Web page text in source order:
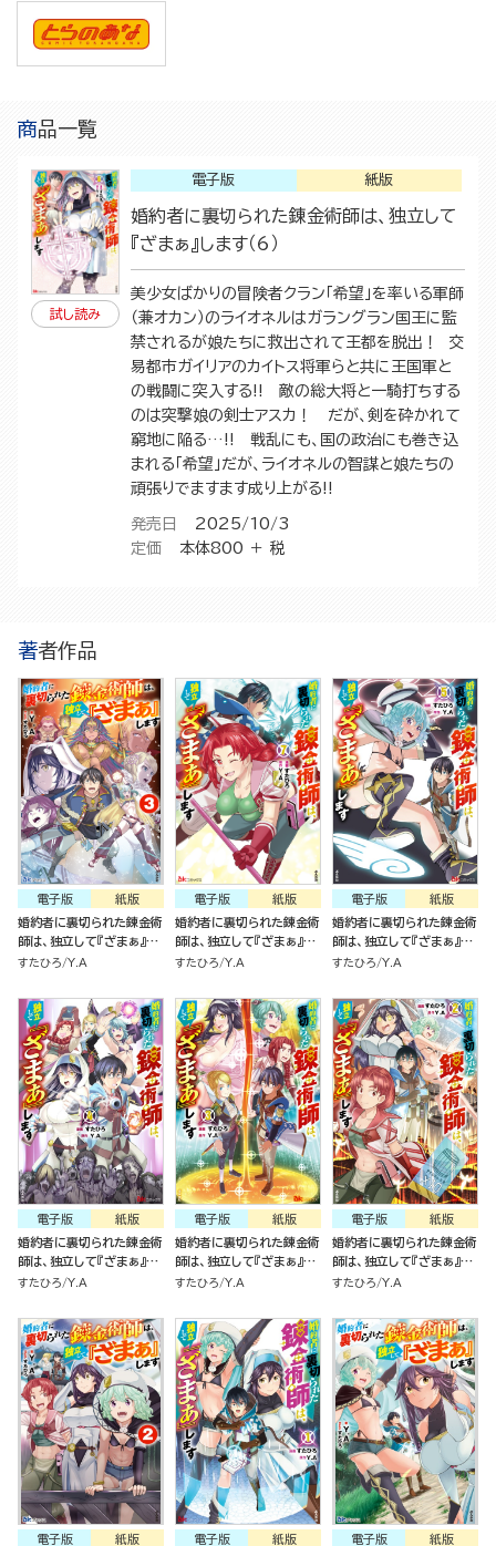
商品一覧
試し読み
紙版
電子版
婚約者に裏切られた錬金術師は、独立して
『ざまぁ』します（6）
美少女ばかりの冒険者クラン「希望」を率いる軍師
（兼オカン）のライオネルはガラングラン国王に監
禁されるが娘たちに救出されて王都を脱出！ 交
易都市ガイリアのカイトス将軍らと共に王国軍と
の戦闘に突入する!! 敵の総大将と一騎打ちする
のは突撃娘の剣士アスカ！ だが、剣を砕かれて
窮地に陥る…!! 戦乱にも、国の政治にも巻き込
まれる「希望」だが、ライオネルの智謀と娘たちの
頑張りでますます成り上がる!!
発売日
2025/10/3
定価
本体800 ＋ 税
著者作品
紙版
電子版
婚約者に裏切られた錬金術
師は、独立して『ざまぁ』し
ます(3)
すたひろ Y.A
紙版
電子版
婚約者に裏切られた錬金術
師は、独立して『ざまぁ』し
ます（7）
すたひろ Y.A
紙版
電子版
婚約者に裏切られた錬金術
師は、独立して『ざまぁ』し
ます（5）
すたひろ Y.A
紙版
電子版
婚約者に裏切られた錬金術
師は、独立して『ざまぁ』し
ます（4）
すたひろ Y.A
紙版
電子版
婚約者に裏切られた錬金術
師は、独立して『ざまぁ』し
ます（3）
すたひろ Y.A
紙版
電子版
婚約者に裏切られた錬金術
師は、独立して『ざまぁ』し
ます（2）
すたひろ Y.A
紙版
電子版 紙版
電子版 紙版
電子版